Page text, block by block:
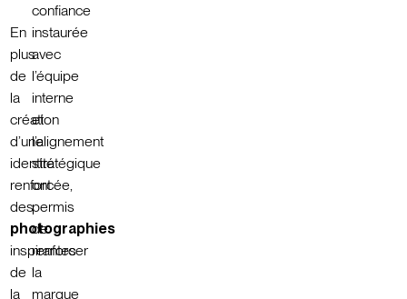
En
plus
de
la
création
d’une
identité
renforcée,
des
photographies
inspirantes
de
la
confiance
instaurée
avec
l’équipe
interne
et
l’alignement
stratégique
ont
permis
de
renforcer
la
marque